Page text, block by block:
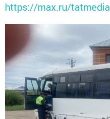
https://max.ru/tatmedia